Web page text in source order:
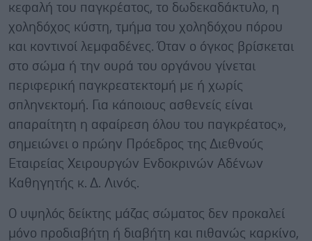
κεφαλή του παγκρέατος, το δωδεκαδάκτυλο, η
χοληδόχος κύστη, τμήμα του χοληδόχου πόρου
και κοντινοί λεμφαδένες. Όταν ο όγκος βρίσκεται
στο σώμα ή την ουρά του οργάνου γίνεται
περιφερική παγκρεατεκτομή με ή χωρίς
σπληνεκτομή. Για κάποιους ασθενείς είναι
απαραίτητη η αφαίρεση όλου του παγκρέατος»,
σημειώνει ο πρώην Πρόεδρος της Διεθνούς
Εταιρείας Χειρουργών Ενδοκρινών Αδένων
Καθηγητής κ. Δ. Λινός.
Ο υψηλός δείκτης μάζας σώματος δεν προκαλεί
μόνο προδιαβήτη ή διαβήτη και πιθανώς καρκίνο,